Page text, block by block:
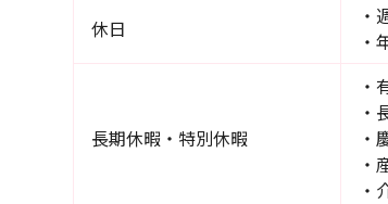
休日
・
・
長期休暇・特別休暇
・
・
・
・
・